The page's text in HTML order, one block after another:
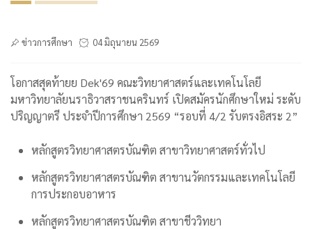
ข่าวการศึกษา 04 มิถุนายน 2569
โอกาสสุดท้ายย Dek'69 คณะวิทยาศาสตร์และเทคโนโลยี
มหาวิทยาลัยนราธิวาสราชนครินทร์ เปิดสมัครนักศึกษาใหม่ ระดับ
ปริญญาตรี ประจำปีการศึกษา 2569 “รอบที่ 4/2 รับตรงอิสระ 2”
หลักสูตรวิทยาศาสตรบัณฑิต สาขาวิทยาศาสตร์ทั่วไป
หลักสูตรวิทยาศาสตรบัณฑิต สาขานวัตกรรมและเทคโนโลยี
การประกอบอาหาร
หลักสูตรวิทยาศาสตรบัณฑิต สาขาชีววิทยา